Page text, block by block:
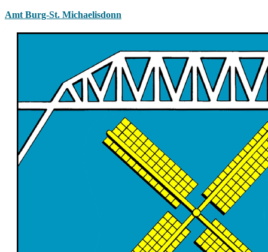
Amt Burg-St. Michaelisdonn